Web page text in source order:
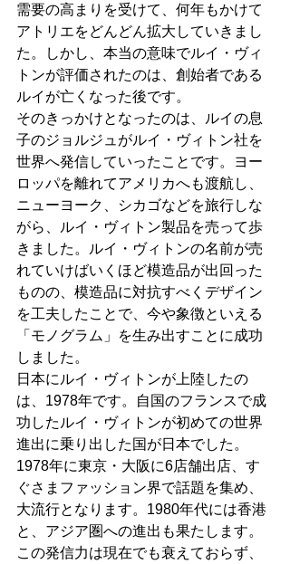
需要の高まりを受けて、何年もかけて
アトリエをどんどん拡大していきまし
た。しかし、本当の意味でルイ・ヴィ
トンが評価されたのは、創始者である
ルイが亡くなった後です。
そのきっかけとなったのは、ルイの息
子のジョルジュがルイ・ヴィトン社を
世界へ発信していったことです。ヨー
ロッパを離れてアメリカへも渡航し、
ニューヨーク、シカゴなどを旅行しな
がら、ルイ・ヴィトン製品を売って歩
きました。ルイ・ヴィトンの名前が売
れていけばいくほど模造品が出回った
ものの、模造品に対抗すべくデザイン
を工夫したことで、今や象徴といえる
「モノグラム」を生み出すことに成功
しました。
日本にルイ・ヴィトンが上陸したの
は、1978年です。自国のフランスで成
功したルイ・ヴィトンが初めての世界
進出に乗り出した国が日本でした。
1978年に東京・大阪に6店舗出店、す
ぐさまファッション界で話題を集め、
大流行となります。1980年代には香港
と、アジア圏への進出も果たします。
この発信力は現在でも衰えておらず、